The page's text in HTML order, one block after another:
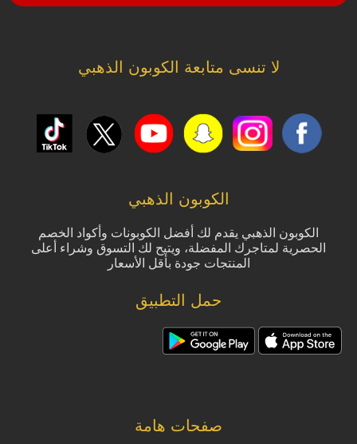
لا تنسى متابعة الكوبون الذهبي
الكوبون الذهبي
الكوبون الذهبي يقدم لك أفضل الكوبونات وأكواد الخصم
الحصرية لمتاجرك المفضلة، ويتيح لك التسوق وشراء أعلى
المنتجات جودة بأقل الأسعار
حمل التطبيق
صفحات هامة